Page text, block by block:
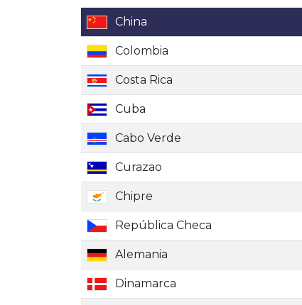
China
Colombia
Costa Rica
Cuba
Cabo Verde
Curazao
Chipre
República Checa
Alemania
Dinamarca